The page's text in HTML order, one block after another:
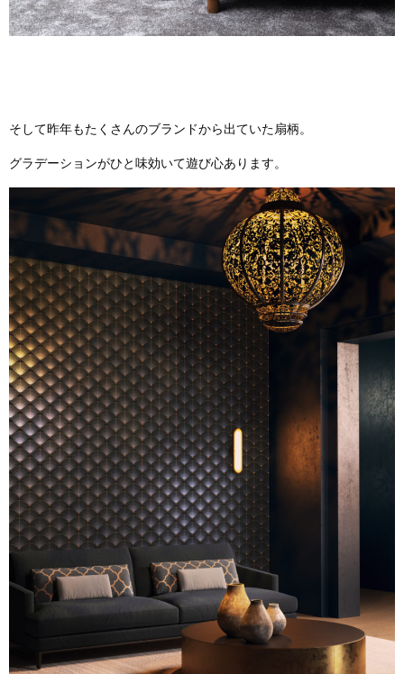
そして昨年もたくさんのブランドから出ていた扇柄。
グラデーションがひと味効いて遊び心あります。